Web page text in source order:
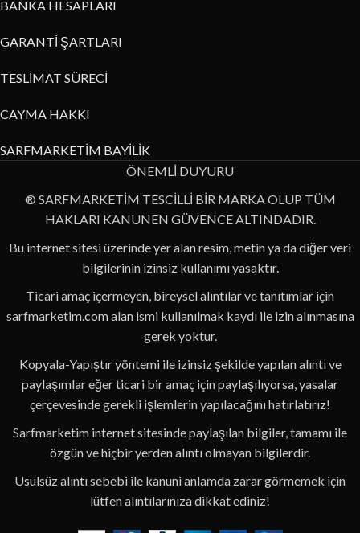
BANKA HESAPLARI
GARANTİ ŞARTLARI
TESLİMAT SÜRECİ
CAYMA HAKKI
SARFMARKETİM BAYİLİK
ÖNEMLİ DUYURU
® SARFMARKETİM TESCİLLİ BİR MARKA OLUP TÜM
HAKLARI KANUNEN GÜVENCE ALTINDADIR.
Bu internet sitesi üzerinde yer alan resim, metin ya da diğer veri
bilgilerinin izinsiz kullanımı yasaktır.
Ticari amaç içermeyen, bireysel alıntılar ve tanıtımlar için
sarfmarketim.com alan ismi kullanılmak kaydı ile izin alınmasına
gerek yoktur.
Kopyala-Yapıştır yöntemi ile izinsiz şekilde yapılan alıntı ve
paylaşımlar eğer ticari bir amaç için paylaşılıyorsa, yasalar
çerçevesinde gerekli işlemlerin yapılacağını hatırlatırız!
Sarfmarketim internet sitesinde paylaşılan bilgiler, tamamı ile
özgün ve hiçbir yerden alıntı olmayan bilgilerdir.
Usulsüz alıntı sebebi ile kanuni anlamda zarar görmemek için
lütfen alıntılarınıza dikkat ediniz!